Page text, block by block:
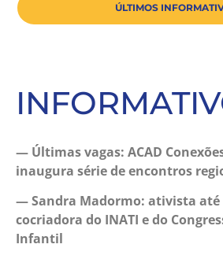
ÚLTIMOS
— Últimas vagas: ACAD
inaugura série de encontros
— Sandra Madormo: ativista até
cocriadora do INATI e do
Infantil